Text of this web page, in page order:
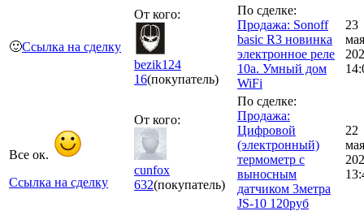
🙂Ссылка на сделку
От кого:
bezik124
16(покупатель)
По сделке:
Продажа: Sonoff
basic R3 новинка
электронное реле
10а. Умный дом
WiFi
23
мая
Все ок.
Ссылка на сделку
От кого:
cunfox
632(покупатель)
По сделке:
Продажа:
Цифровой
(электронный)
термометр с
выносным
датчиком 3метра
JS-10 120руб
22
мая